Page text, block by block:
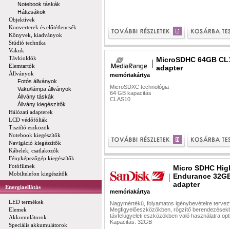
Notebook táskák
Hátizsákok
Objektívek
Konverterek és előtétlencsék
Könyvek, kiadványok
Stúdió technika
Vakuk
Távkioldók
Elemtartók
Állványok
Fotós állványok
Vaku/lámpa állványok
Állvány táskák
Állvány kiegészítők
Hálózati adapterek
LCD védőfóliák
Tisztító eszközök
Notebook kiegészítők
Navigáció kiegészítők
Kábelek, csatlakozók
Fényképezőgép kiegészítők
Fotófilmek
Mobiltelefon kiegészítők
Energiaellátás
LED termékek
Elemek
Akkumulátorok
Speciális akkumulátorok
MicroSDHC 64GB
adapter
memóriakártya
MicroSDXC technológia
64 GB kapacitás
CLAS10
Micro SDHC
Endurance
adapter
memóriakártya
Nagymértékű, folyamatos igénybevételre
Megfigyelőeszközökben, rögzítő
távfelügyeleti eszközökben való használatra
Kapacitás: 32GB